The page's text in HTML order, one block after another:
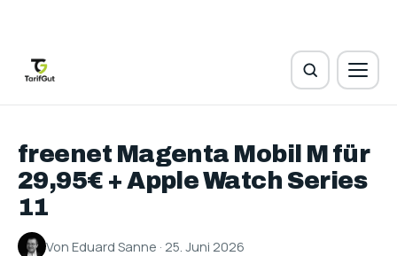
freenet Magenta Mobil M für
29,95€ + Apple Watch Series
11
Von Eduard Sanne · 25. Juni 2026